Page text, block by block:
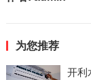
为您推荐
开利